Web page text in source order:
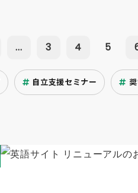
... 3 4 5
自立支援セミナー